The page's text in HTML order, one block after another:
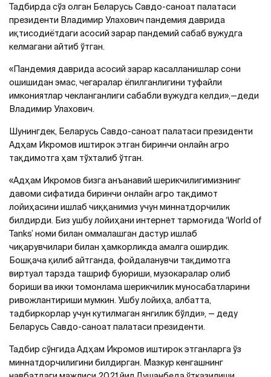
Тадбирда сўз олган Беларусь Савдо-саноат палатаси
президенти Владимир Улахович пандемия даврида
иқтисодиётдаги асосий зарар пандемий сабаб вужудга
келмагани айтиб ўтган.
«Пандемия даврида асосий зарар касалланишлар сони
ошишидан эмас, чегаралар ёпилганлигини туфайли
имкониятлар чекланганлиги сабабли вужудга келди»,—деди
Владимир Улахович.
Шунингдек, Беларусь Савдо-саноат палатаси президенти
Адҳам Икромов иштирок этган биринчи онлайн агро
тақдимотга ҳам тўхталиб ўтган.
«Адҳам Икромов бизга анъанавий шерикчилигимизнинг
давоми сифатида биринчи онлайн агро тақдимот
лойиҳасини ишлаб чиққанимиз учун миннатдорчилик
билдирди. Биз ушбу лойиҳани интернет тармоғида ‘World of
Tanks’ номи билан оммалашган дастур ишлаб
чиқарувчилари билан ҳамкорликда амалга оширдик.
Бошқача қилиб айтганда, фойдаланувчи тақдимотга
виртуал тарзда ташриф буюриши, музокаралар олиб
бориши ва икки томонлама шерикчилик муносабатларини
ривожлантириши мумкин. Ушбу лойиҳа, албатта,
тадбиркорлар учун кутилмаган янгилик бўлди», — деду
Беларусь Савдо-саноат палатаси президенти.
Тадбир сўнгида Адҳам Икромов иштирок этганларга ўз
миннатдорчилигини билдирган. Мазкур кенгашнинг